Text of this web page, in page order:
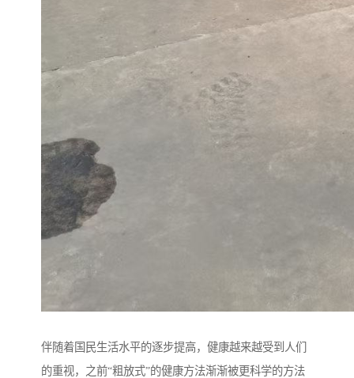
伴随着国民生活水平的逐步提高，健康越来越受到人们
的重视，之前“粗放式”的健康方法渐渐被更科学的方法